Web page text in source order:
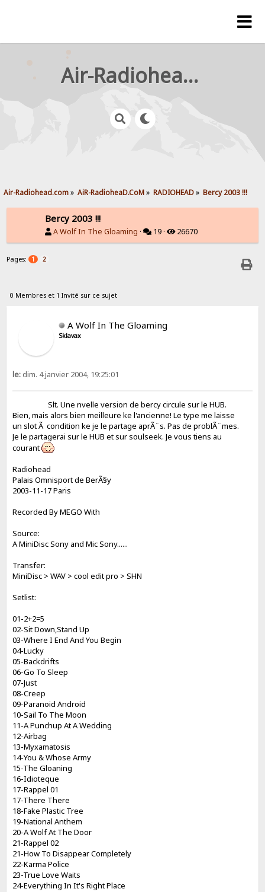
Air-Radiohead.com
Air-Radiohead.com» AiR-RadioheaD.CoM» RADIOHEAD» Bercy 2003 !!!
Bercy 2003 !!!
A Wolf In The Gloaming · 19 · 26670
Pages: 1 2
0 Membres et 1 Invité sur ce sujet
A Wolf In The Gloaming
Sklavax
le: dim. 4 janvier 2004, 19:25:01
Slt. Une nvelle version de bercy circule sur le HUB.
Bien, mais alors bien meilleure ke l'ancienne! Le type me laisse
un slot Ã condition ke je le partage aprÃ¨s. Pas de problÃ¨mes.
Je le partagerai sur le HUB et sur soulseek. Je vous tiens au
courant
Radiohead
Palais Omnisport de BerÃ§y
2003-11-17 Paris
Recorded By MEGO With
Source:
A MiniDisc Sony and Mic Sony......
Transfer:
MiniDisc > WAV > cool edit pro > SHN
Setlist:
01-2+2=5
02-Sit Down,Stand Up
03-Where I End And You Begin
04-Lucky
05-Backdrifts
06-Go To Sleep
07-Just
08-Creep
09-Paranoid Android
10-Sail To The Moon
11-A Punchup At A Wedding
12-Airbag
13-Myxamatosis
14-You & Whose Army
15-The Gloaning
16-Idioteque
17-Rappel 01
17-There There
18-Fake Plastic Tree
19-National Anthem
20-A Wolf At The Door
21-Rappel 02
21-How To Disappear Completely
22-Karma Police
23-True Love Waits
24-Everything In It's Right Place